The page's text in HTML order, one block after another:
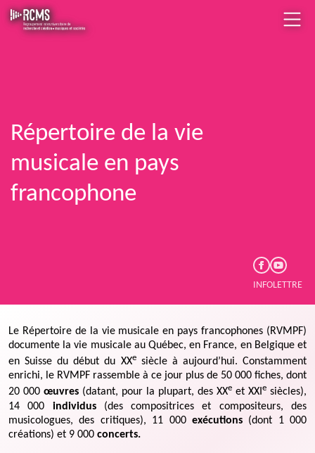
Répertoire de la vie
musicale en pays
francophone
INFOLETTRE
Le Répertoire de la vie musicale en pays francophones (RVMPF)
documente la vie musicale au Québec, en France, en Belgique et
en Suisse du début du XXesiècle à aujourd’hui. Constamment
enrichi, le RVMPF rassemble à ce jour plus de 50 000 fiches, dont
20 000 œuvres (datant, pour la plupart, des XXe et XXIe siècles),
14 000 individus(des compositrices et compositeurs, des
musicologues, des critiques), 11 000 exécutions(dont 1 000
créations) et 9 000 concerts.